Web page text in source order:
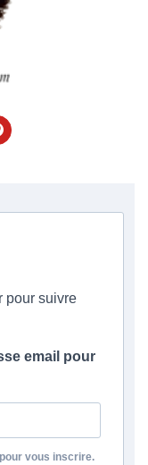
pour suivre
email pour
vous inscrire.